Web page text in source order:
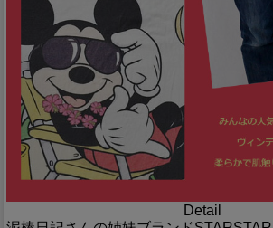
Detail